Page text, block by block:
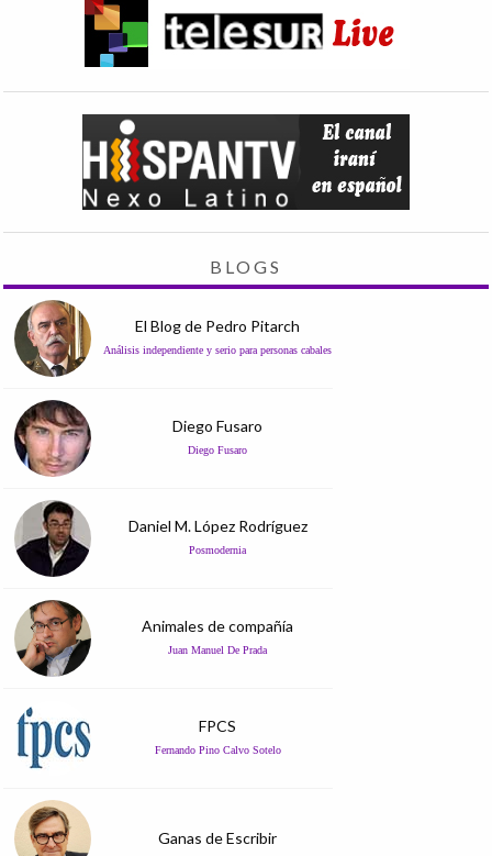
BLOGS
El Blog de Pedro Pitarch
Análisis independiente y serio para personas cabales
Diego Fusaro
Diego Fusaro
Daniel M. López Rodríguez
Posmodernia
Animales de compañía
Juan Manuel De Prada
FPCS
Fernando Pino Calvo Sotelo
Ganas de Escribir